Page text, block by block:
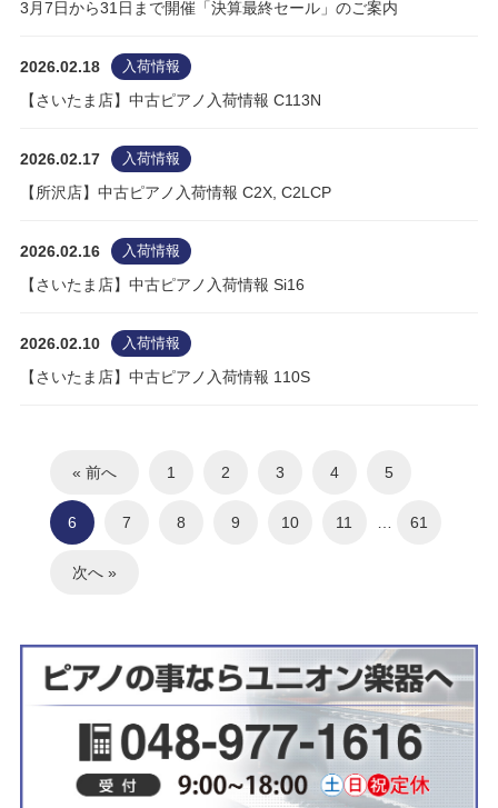
3月7日から31日まで開催「決算最終セール」のご案内
2026.02.18 入荷情報
【さいたま店】中古ピアノ入荷情報 C113N
2026.02.17 入荷情報
【所沢店】中古ピアノ入荷情報 C2X, C2LCP
2026.02.16 入荷情報
【さいたま店】中古ピアノ入荷情報 Si16
2026.02.10 入荷情報
【さいたま店】中古ピアノ入荷情報 110S
« 前へ 1 2 3 4 5
6 7 8 9 10 11 … 61
次へ »